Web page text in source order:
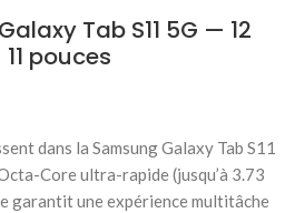
Tab S11 5G — 12
pouces
dans la Samsung Galaxy Tab S11
Core ultra-rapide (jusqu’à 3.73
garantit une expérience multitâche